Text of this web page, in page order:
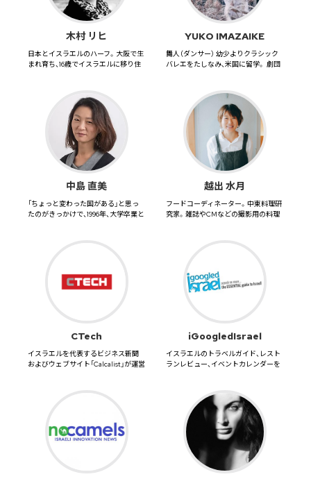
木村 リヒ
日本とイスラエルのハーフ。大阪で生
まれ育ち、16歳でイスラエルに移り住
YUKO IMAZAIKE
舞人（ダンサー） 幼少よりクラシック
バレエをたしなみ、米国に留学。 劇団
中島 直美
「ちょっと変わった国がある」と思っ
たのがきっかけで、1996年、大学卒業と
越出 水月
フードコーディネーター。中東料理研
究家。雑誌やCMなどの撮影用の料理
CTech
イスラエルを代表するビジネス新聞
およびウェブサイト「Calcalist」が運営
iGoogledIsrael
イスラエルのトラベルガイド、レスト
ランレビュー、イベントカレンダーを